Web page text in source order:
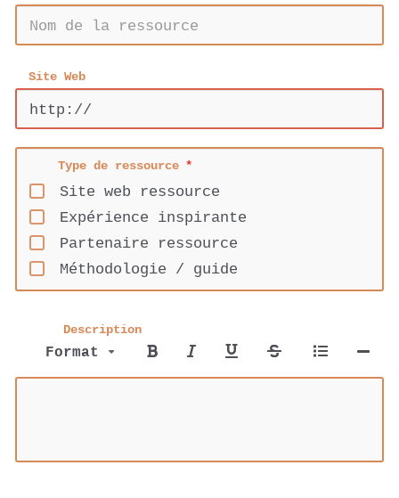
Site Web
Type de ressource
Site web ressource
Expérience inspirante
Partenaire ressource
Méthodologie / guide
Description
Format